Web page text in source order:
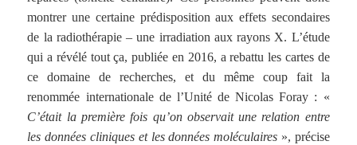
montrer une certaine prédisposition aux effets secondaires
de la radiothérapie – une irradiation aux rayons X. L’étude
qui a révélé tout ça, publiée en 2016, a rebattu les cartes de
ce domaine de recherches, et du même coup fait la
renommée internationale de l’Unité de Nicolas Foray : «
C’était la première fois qu’on observait une relation entre
les données cliniques et les données moléculaires », précise